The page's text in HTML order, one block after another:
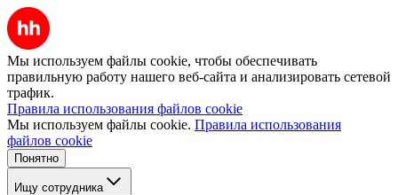
Мы используем файлы cookie, чтобы обеспечивать
правильную работу нашего веб-сайта и анализировать сетевой
трафик.
Правила использования файлов cookie
Мы используем файлы cookie. Правила использования
файлов cookie
Понятно
Ищу сотрудника